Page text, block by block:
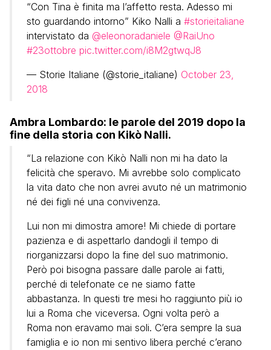
“Con Tina è finita ma l’affetto resta. Adesso mi
sto guardando intorno” Kiko Nalli a #storieitaliane
intervistato da @eleonoradaniele @RaiUno
#23ottobre pic.twitter.com/i8M2gtwqJ8
— Storie Italiane (@storie_italiane) October 23,
2018
Ambra Lombardo: le parole del 2019 dopo la
fine della storia con Kikò Nalli.
“La relazione con Kikò Nalli non mi ha dato la
felicità che speravo. Mi avrebbe solo complicato
la vita dato che non avrei avuto né un matrimonio
né dei figli né una convivenza.
Lui non mi dimostra amore! Mi chiede di portare
pazienza e di aspettarlo dandogli il tempo di
riorganizzarsi dopo la fine del suo matrimonio.
Però poi bisogna passare dalle parole ai fatti,
perché di telefonate ce ne siamo fatte
abbastanza. In questi tre mesi ho raggiunto più io
lui a Roma che viceversa. Ogni volta però a
Roma non eravamo mai soli. C’era sempre la sua
famiglia e io non mi sentivo libera perché c’erano